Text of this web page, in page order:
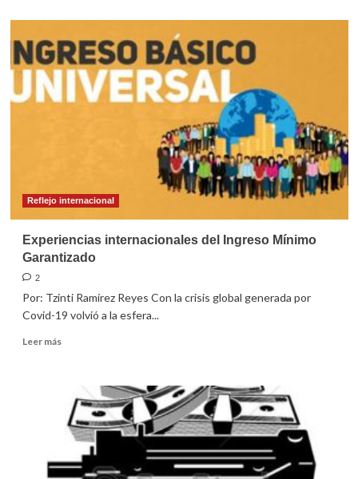
La
global
de
educación
Reflejo internacional
Experiencias internacionales del Ingreso Mínimo
Garantizado
2
Por: Tzinti Ramírez Reyes Con la crisis global generada por
Covid-19 volvió a la esfera...
Leer másLeer
Experiencias
internacionales
del
Ingreso
Mínimo
Garantizado